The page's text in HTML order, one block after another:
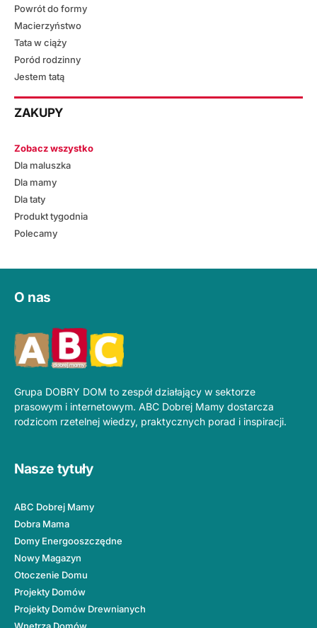
Powrót do formy
Macierzyństwo
Tata w ciąży
Poród rodzinny
Jestem tatą
ZAKUPY
Zobacz wszystko
Dla maluszka
Dla mamy
Dla taty
Produkt tygodnia
Polecamy
O nas
Grupa DOBRY DOM to zespół działający w sektorze
prasowym i internetowym. ABC Dobrej Mamy dostarcza
rodzicom rzetelnej wiedzy, praktycznych porad i inspiracji.
Nasze tytuły
ABC Dobrej Mamy
Dobra Mama
Domy Energooszczędne
Nowy Magazyn
Otoczenie Domu
Projekty Domów
Projekty Domów Drewnianych